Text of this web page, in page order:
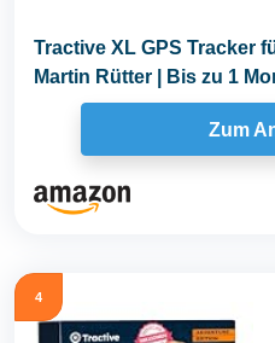
Tractive XL GPS Tracker
Martin Rütter | Bis zu 1
Zum
4